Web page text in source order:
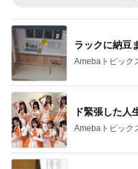
ラックに納豆
Amebaトピック
ド緊張した人
Amebaトピック